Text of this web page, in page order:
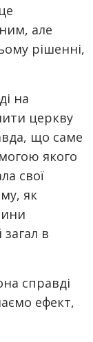
але
рішенні,
на
церкву
що саме
якого
свої
як
в
справді
ефект,